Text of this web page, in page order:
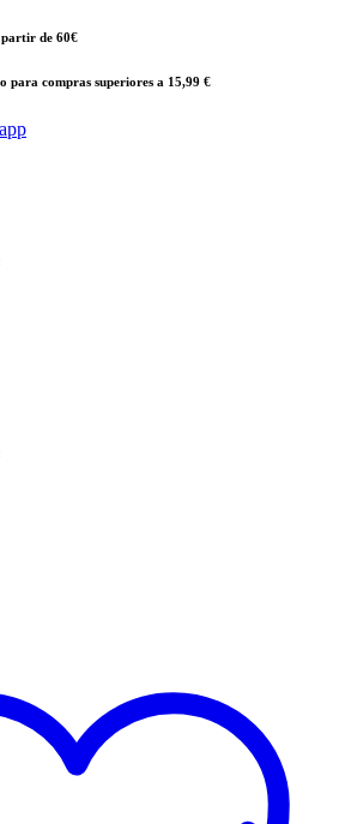
de 60€
para compras superiores a 15,99 €